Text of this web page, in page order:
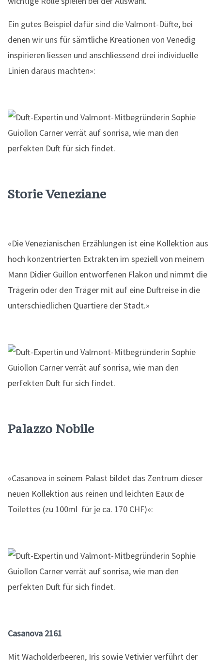
Ein gutes Beispiel dafür sind die Valmont-Düfte, bei
denen wir uns für sämtliche Kreationen von Venedig
inspirieren liessen und anschliessend drei individuelle
Linien daraus machten»:
Storie Veneziane
«Die Venezianischen Erzählungen ist eine Kollektion aus
hoch konzentrierten Extrakten im speziell von meinem
Mann Didier Guillon entworfenen Flakon und nimmt die
Trägerin oder den Träger mit auf eine Duftreise in die
unterschiedlichen Quartiere der Stadt.»
Palazzo Nobile
«Casanova in seinem Palast bildet das Zentrum dieser
neuen Kollektion aus reinen und leichten Eaux de
Toilettes (zu 100ml für je ca. 170 CHF)»:
Casanova 2161
Mit Wacholderbeeren, Iris sowie Vetivier verführt der